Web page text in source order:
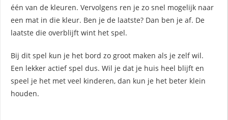
één van de kleuren. Vervolgens ren je zo snel mogelijk naar
een mat in die kleur. Ben je de laatste? Dan ben je af. De
laatste die overblijft wint het spel.
Bij dit spel kun je het bord zo groot maken als je zelf wil.
Een lekker actief spel dus. Wil je dat je huis heel blijft en
speel je het met veel kinderen, dan kun je het beter klein
houden.